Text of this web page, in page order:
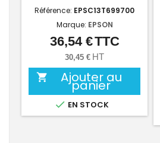
Référence: EPSC13T699700
Marque: EPSON
Prix
36,54 €TTC
30,45 € HT
 Ajouter au
panier
 EN STOCK